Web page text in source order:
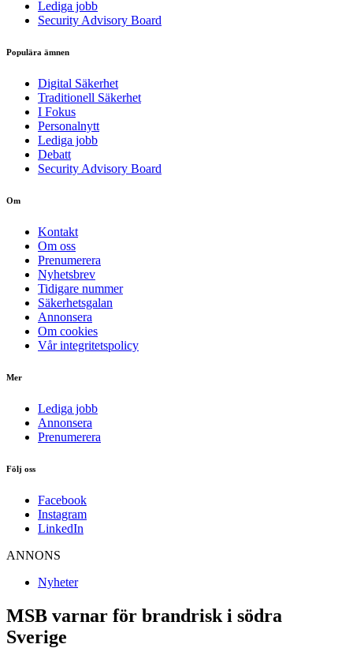
Lediga jobb
Security Advisory Board
Populära ämnen
Digital Säkerhet
Traditionell Säkerhet
I Fokus
Personalnytt
Lediga jobb
Debatt
Security Advisory Board
Om
Kontakt
Om oss
Prenumerera
Nyhetsbrev
Tidigare nummer
Säkerhetsgalan
Annonsera
Om cookies
Vår integritetspolicy
Mer
Lediga jobb
Annonsera
Prenumerera
Följ oss
Facebook
Instagram
LinkedIn
ANNONS
Nyheter
MSB varnar för brandrisk i södra
Sverige